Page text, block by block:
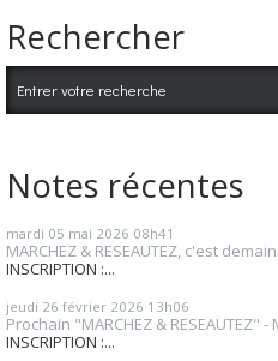
Rechercher
Notes récentes
mardi 05 mai 2026 08h41
MARCHEZ & RESEAUTEZ, c'est demain
INSCRIPTION :...
jeudi 26 février 2026 13h06
Prochain "MARCHEZ & RESEAUTEZ" -
INSCRIPTION :...